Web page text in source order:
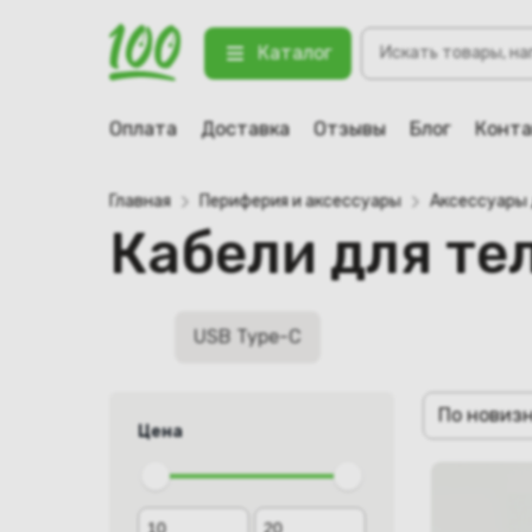
Каталог
товаров
Оплата Доставка Отзывы Блог
Главная Периферия и аксессуары
Кабели для
USB Type-C
Цена
По